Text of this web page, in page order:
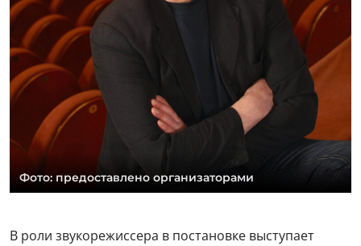
Фото: предоставлено организаторами
В роли звукорежиссера в постановке выступает